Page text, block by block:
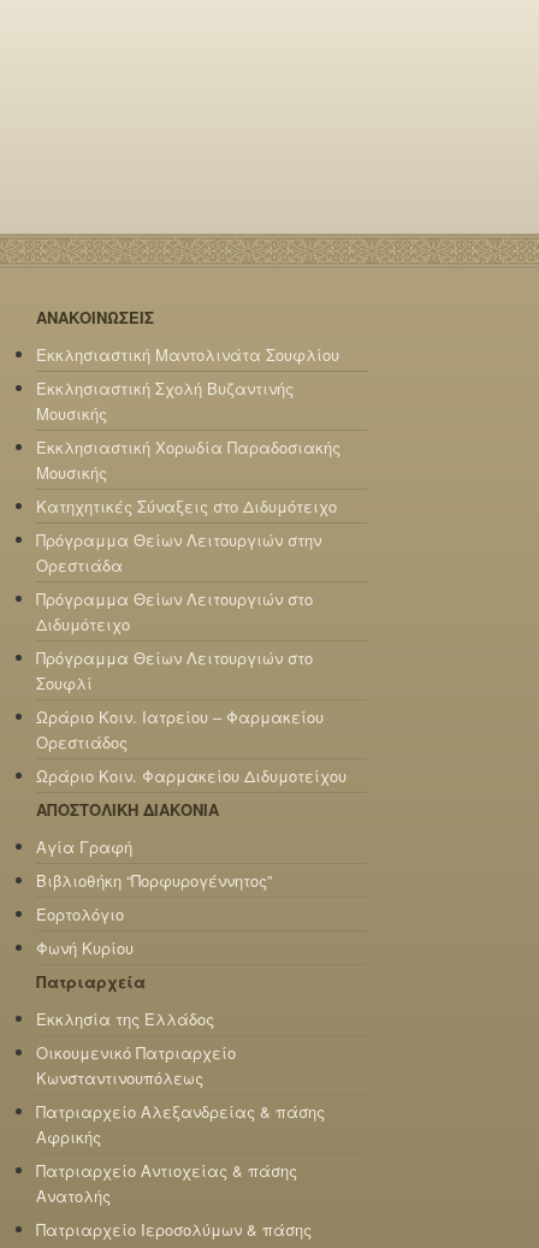
ΑΝΑΚΟΙΝΩΣΕΙΣ
Εκκλησιαστική Μαντολινάτα Σουφλίου
Εκκλησιαστική Σχολή Βυζαντινής
Μουσικής
Εκκλησιαστική Χορωδία Παραδοσιακής
Μουσικής
Κατηχητικές Σύναξεις στο Διδυμότειχο
Πρόγραμμα Θείων Λειτουργιών στην
Ορεστιάδα
Πρόγραμμα Θείων Λειτουργιών στο
Διδυμότειχο
Πρόγραμμα Θείων Λειτουργιών στο
Σουφλί
Ωράριο Κοιν. Ιατρείου – Φαρμακείου
Ορεστιάδος
Ωράριο Κοιν. Φαρμακείου Διδυμοτείχου
ΑΠΟΣΤΟΛΙΚΗ ΔΙΑΚΟΝΙΑ
Αγία Γραφή
Βιβλιοθήκη “Πορφυρογέννητος”
Εορτολόγιο
Φωνή Κυρίου
Πατριαρχεία
Εκκλησία της Ελλάδος
Οικουμενικό Πατριαρχείο
Κωνσταντινουπόλεως
Πατριαρχείο Αλεξανδρείας & πάσης
Αφρικής
Πατριαρχείο Αντιοχείας & πάσης
Ανατολής
Πατριαρχείο Ιεροσολύμων & πάσης